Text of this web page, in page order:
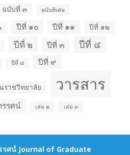
ฉบับที่ ๓ ฉบับพิเศษ
ปีที่ ๑๐ ปีที่ ๑๑
ปีที่ ๑๒
ปีที่ ๒ ปีที่ ๓ ปีที่ ๔
ปีที่ ๘ ปีที่ ๙
ราชวิทยาลัย วารสาร
รศน์ เล่ม ๒ เล่ม ๓
ศน์ Journal of Graduate